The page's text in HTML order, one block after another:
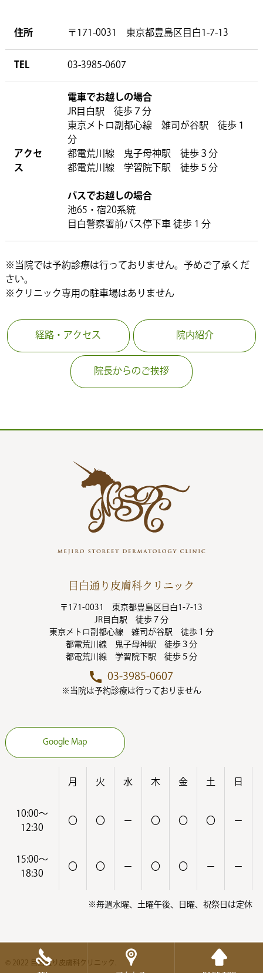
住所 〒171-0031 東京都豊島区目白1-7-13
TEL 03-3985-0607
アクセ
ス
電車でお越しの場合
JR目白駅 徒歩７分
東京メトロ副都心線 雑司が谷駅 徒歩１
分
都電荒川線 鬼子母神駅 徒歩３分
都電荒川線 学習院下駅 徒歩５分
バスでお越しの場合
池65・宿20系統
目白警察署前バス停下車 徒歩１分
※当院では予約診療は行っておりません。予めご了承くだ
さい。
※クリニック専用の駐車場はありません
経路・アクセス 院内紹介
院長からのご挨拶
目白通り皮膚科クリニック
〒171-0031 東京都豊島区目白1-7-13
JR目白駅 徒歩７分
東京メトロ副都心線 雑司が谷駅 徒歩１分
都電荒川線 鬼子母神駅 徒歩３分
都電荒川線 学習院下駅 徒歩５分
03-3985-0607
※当院は予約診療は行っておりません
Google Map
月 火 水 木 金 土 日
10:00～
12:30
〇 〇 － 〇 〇 〇 －
15:00～
18:30
〇 〇 － 〇 〇 － －
※毎週水曜、土曜午後、日曜、祝祭日は定休
© 2022 目白通り皮膚科クリニック.